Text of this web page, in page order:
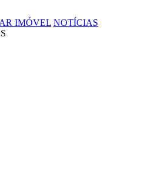
IMÓVEL NOTÍCIAS